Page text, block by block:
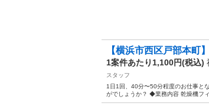
【横浜市西区戸部本
1案件あたり1,100円(税込)
スタッフ
1日1回、40分〜50分程度のお仕事と
がでしょうか？ ◆業務内容 乾燥機フ